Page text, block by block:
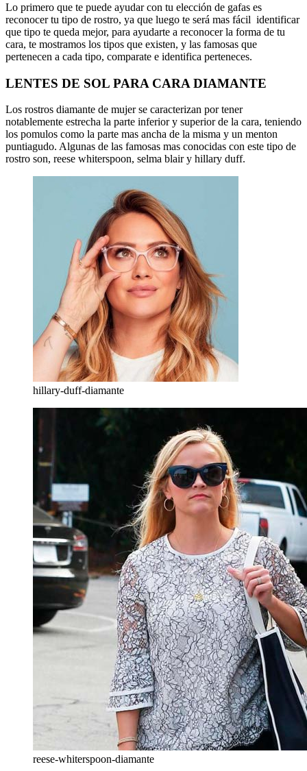
Lo primero que te puede ayudar con tu elección de gafas es
reconocer tu tipo de rostro, ya que luego te será mas fácil identificar
que tipo te queda mejor, para ayudarte a reconocer la forma de tu
cara, te mostramos los tipos que existen, y las famosas que
pertenecen a cada tipo, comparate e identifica perteneces.
LENTES DE SOL PARA CARA DIAMANTE
Los rostros diamante de mujer se caracterizan por tener
notablemente estrecha la parte inferior y superior de la cara, teniendo
los pomulos como la parte mas ancha de la misma y un menton
puntiagudo. Algunas de las famosas mas conocidas con este tipo de
rostro son, reese whiterspoon, selma blair y hillary duff.
hillary-duff-diamante
reese-whiterspoon-diamante